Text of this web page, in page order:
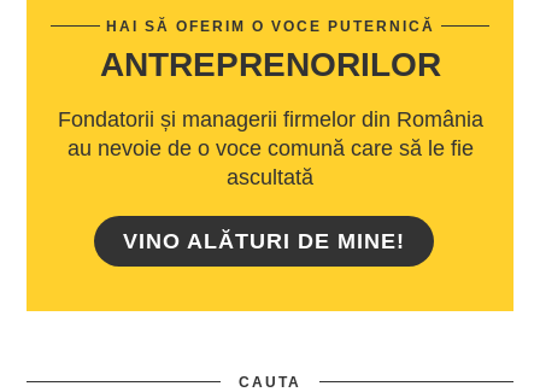
HAI SĂ OFERIM O VOCE PUTERNICĂ
ANTREPRENORILOR
Fondatorii și managerii firmelor din România
au nevoie de o voce comună care să le fie
ascultată
VINO ALĂTURI DE MINE!
CAUTA